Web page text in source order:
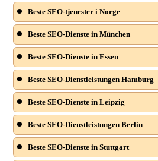
Beste SEO-tjenester i Norge
Beste SEO-Dienste in München
Beste SEO-Dienste in Essen
Beste SEO-Dienstleistungen Hamburg
Beste SEO-Dienste in Leipzig
Beste SEO-Dienstleistungen Berlin
Beste SEO-Dienste in Stuttgart